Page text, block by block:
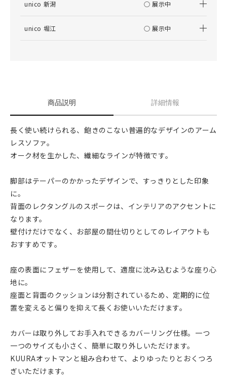
商品説明 詳細情報
長く使い続けられる、飽きのこない普遍的なデザインのアーム
レスソファ。
オーク材を生かした、繊細なラインが特徴です。
脚部はテーパーのかかったデザインで、すっきりとした印象
に。
背面のレクタングルのスポークは、インテリアのアクセントに
なります。
壁付けだけでなく、お部屋の間仕切りとしてのレイアウトも
おすすめです。
座の表面にフェザーを使用して、適度に沈み込むような座り心
地に。
座面と背面のクッションは分割されているため、定期的に位
置を変えると偏りを抑えて長くお使いいただけます。
カバーは取り外してお手入れできるカバーリング仕様。一つ
一つのサイズも小さく、簡単に取り外しいただけます。
KUURAオットマンと組み合わせて、よりゆったりとおくつろ
ぎいただけます。
unico 新潟 ○ 展示中
unico 堀江 ○ 展示中